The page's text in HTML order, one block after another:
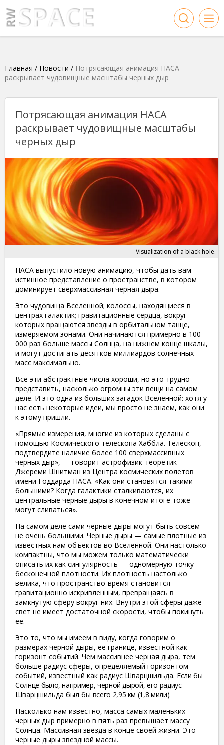
Главная / Новости / Потрясающая анимация НАСА
раскрывает чудовищные масштабы черных дыр
Потрясающая анимация НАСА
раскрывает чудовищные масштабы
черных дыр
Visualization of a black hole.
НАСА выпустило новую анимацию, чтобы дать вам
истинное представление о пространстве, в котором
доминирует сверхмассивная черная дыра.
Это чудовища Вселенной; колоссы, находящиеся в
центрах галактик; гравитационные сердца, вокруг
которых вращаются звезды в орбитальном танце,
измеряемом эонами. Они начинаются примерно в 100
000 раз больше массы Солнца, на нижнем конце шкалы,
и могут достигать десятков миллиардов солнечных
масс максимально.
Все эти абстрактные числа хороши, но это трудно
представить, насколько огромны эти вещи на самом
деле. И это одна из больших загадок Вселенной: хотя у
нас есть некоторые идеи, мы просто не знаем, как они
к этому пришли.
«Прямые измерения, многие из которых сделаны с
помощью Космического телескопа Хаббла. Телескоп,
подтвердите наличие более 100 сверхмассивных
черных дыр», — говорит астрофизик-теоретик
Джереми Шнитман из Центра космических полетов
имени Годдарда НАСА. «Как они становятся такими
большими? Когда галактики сталкиваются, их
центральные черные дыры в конечном итоге тоже
могут сливаться».
На самом деле сами черные дыры могут быть совсем
не очень большими. Черные дыры — самые плотные из
известных нам объектов во Вселенной. Они настолько
компактны, что мы можем только математически
описать их как сингулярность — одномерную точку
бесконечной плотности. Их плотность настолько
велика, что пространство-время становится
гравитационно искривленным, превращаясь в
замкнутую сферу вокруг них. Внутри этой сферы даже
свет не имеет достаточной скорости, чтобы покинуть
ее.
Это то, что мы имеем в виду, когда говорим о
размерах черной дыры, ее границе, известной как
горизонт событий. Чем массивнее черная дыра, тем
больше радиус сферы, определяемый горизонтом
событий, известный как радиус Шварцшильда. Если бы
Солнце было, например, черной дырой, его радиус
Шварцшильда был бы всего 2,95 км (1,8 мили).
Насколько нам известно, масса самых маленьких
черных дыр примерно в пять раз превышает массу
Солнца. Массивная звезда в конце своей жизни. Это
черные дыры звездной массы.